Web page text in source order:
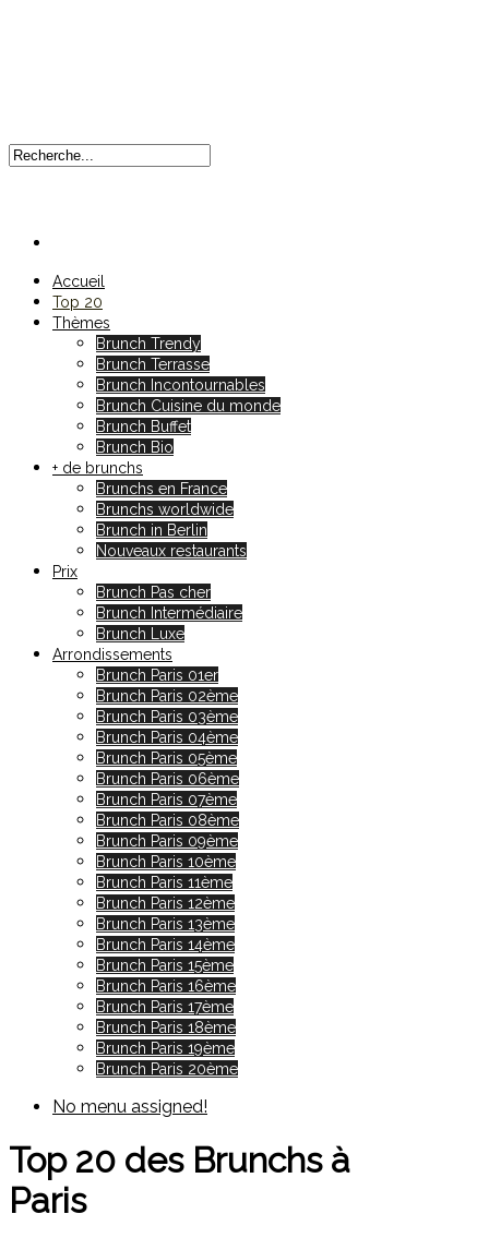
Accueil
Top 20
Thèmes
Brunch Trendy
Brunch Terrasse
Brunch Incontournables
Brunch Cuisine du monde
Brunch Buffet
Brunch Bio
+ de brunchs
Brunchs en France
Brunchs worldwide
Brunch in Berlin
Nouveaux restaurants
Prix
Brunch Pas cher
Brunch Intermédiaire
Brunch Luxe
Arrondissements
Brunch Paris 01er
Brunch Paris 02ème
Brunch Paris 03ème
Brunch Paris 04ème
Brunch Paris 05ème
Brunch Paris 06ème
Brunch Paris 07ème
Brunch Paris 08ème
Brunch Paris 09ème
Brunch Paris 10ème
Brunch Paris 11ème
Brunch Paris 12ème
Brunch Paris 13ème
Brunch Paris 14ème
Brunch Paris 15ème
Brunch Paris 16ème
Brunch Paris 17ème
Brunch Paris 18ème
Brunch Paris 19ème
Brunch Paris 20ème
No menu assigned!
Top 20 des Brunchs à
Paris